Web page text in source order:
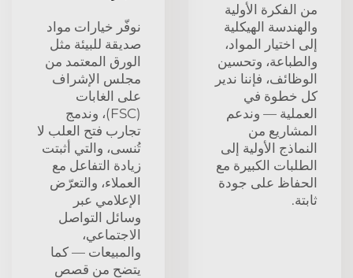
الأولية
الهيكلية
المواد،
وتحسين
فإننا ندير
في
— وندعم
من
الأولية إلى
الكبيرة مع
على جودة
نوفّر خيارات مواد
صديقة للبيئة مثل
الورق المعتمد من
مجلس الإشراف
على الغابات
(FSC)، وندمج
تجارب فتح العلب لا
تُنسى، والتي أثبتت
زيادة التفاعل مع
العملاء، والتعرّض
الإعلامي عبر
وسائل التواصل
والمبيعات — كما
يتضح من قصص